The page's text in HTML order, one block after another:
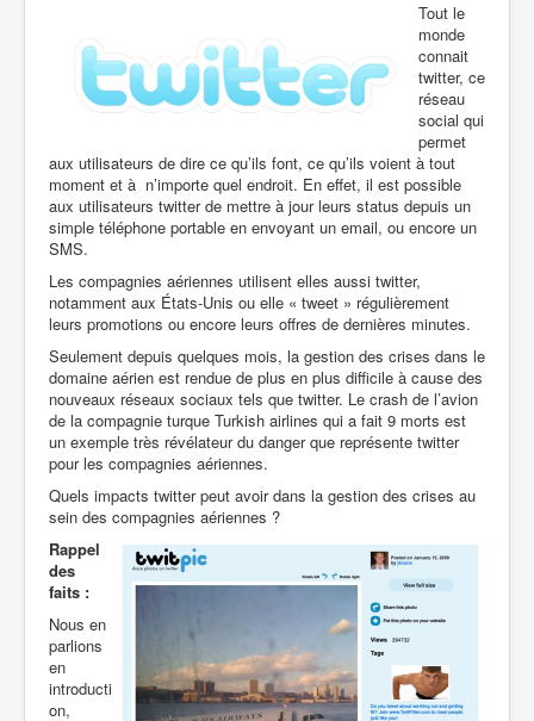
Tout le
monde
connait
twitter, ce
réseau
social qui
permet
aux utilisateurs de dire ce qu’ils font, ce qu’ils voient à tout
moment et à n’importe quel endroit. En effet, il est possible
aux utilisateurs twitter de mettre à jour leurs status depuis un
simple téléphone portable en envoyant un email, ou encore un
SMS.
Les compagnies aériennes utilisent elles aussi twitter,
notamment aux États-Unis ou elle « tweet » régulièrement
leurs promotions ou encore leurs offres de dernières minutes.
Seulement depuis quelques mois, la gestion des crises dans le
domaine aérien est rendue de plus en plus difficile à cause des
nouveaux réseaux sociaux tels que twitter. Le crash de l’avion
de la compagnie turque Turkish airlines qui a fait 9 morts est
un exemple très révélateur du danger que représente twitter
pour les compagnies aériennes.
Quels impacts twitter peut avoir dans la gestion des crises au
sein des compagnies aériennes ?
Rappel
des
faits :
Nous en
parlions
en
introducti
on,